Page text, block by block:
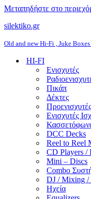
Μεταπηδήστε στο
silektiko.gr
Old and new Hi-Fi , Juke
HI-FI
Ενισχυτές
Πικάπ
Δέκτες
Προενισχυτές
Ενισχυτές
DCC Decks
Reel to Reel
CD Players /
Mini – Discs
Combo
DJ / Mixing /
Ηχεία